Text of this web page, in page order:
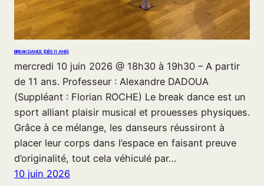
BREAK DANCE (DÈS 11 ANS)
mercredi 10 juin 2026 @ 18h30 à 19h30 – A partir
de 11 ans. Professeur : Alexandre DADOUA
(Suppléant : Florian ROCHE) Le break dance est un
sport alliant plaisir musical et prouesses physiques.
Grâce à ce mélange, les danseurs réussiront à
placer leur corps dans l’espace en faisant preuve
d’originalité, tout cela véhiculé par…
10 juin 2026